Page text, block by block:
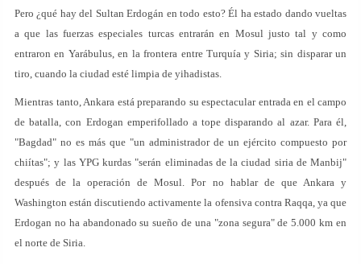
Pero ¿qué hay del Sultan Erdogán en todo esto? Él ha estado dando vueltas
a que las fuerzas especiales turcas entrarán en Mosul justo tal y como
entraron en Yarábulus, en la frontera entre Turquía y Siria; sin disparar un
tiro, cuando la ciudad esté limpia de yihadistas.
Mientras tanto, Ankara está preparando su espectacular entrada en el campo
de batalla, con Erdogan emperifollado a tope disparando al azar. Para él,
"Bagdad" no es más que "un administrador de un ejército compuesto por
chiítas"; y las YPG kurdas "serán eliminadas de la ciudad siria de Manbij"
después de la operación de Mosul. Por no hablar de que Ankara y
Washington están discutiendo activamente la ofensiva contra Raqqa, ya que
Erdogan no ha abandonado su sueño de una "zona segura" de 5.000 km en
el norte de Siria.